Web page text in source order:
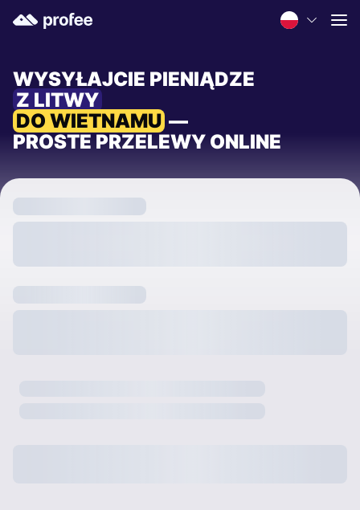
WYSYŁAJCIE PIENIĄDZE
Z LITWY
DO WIETNAMU —
PROSTE PRZELEWY ONLINE